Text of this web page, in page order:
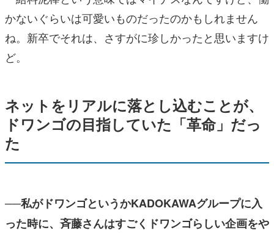
かないぐらいは可愛いものだったのかもしれません
ね。新卒でそれは、さすがに珍しかったと思いますけ
ど。
ネットをリアルに落とし込むことが、
ドワンゴの目指していた「革命」だっ
た
──私がドワンゴというかKADOKAWAグループに入
った時に、斉藤さんはすごくドワンゴらしい企画をや